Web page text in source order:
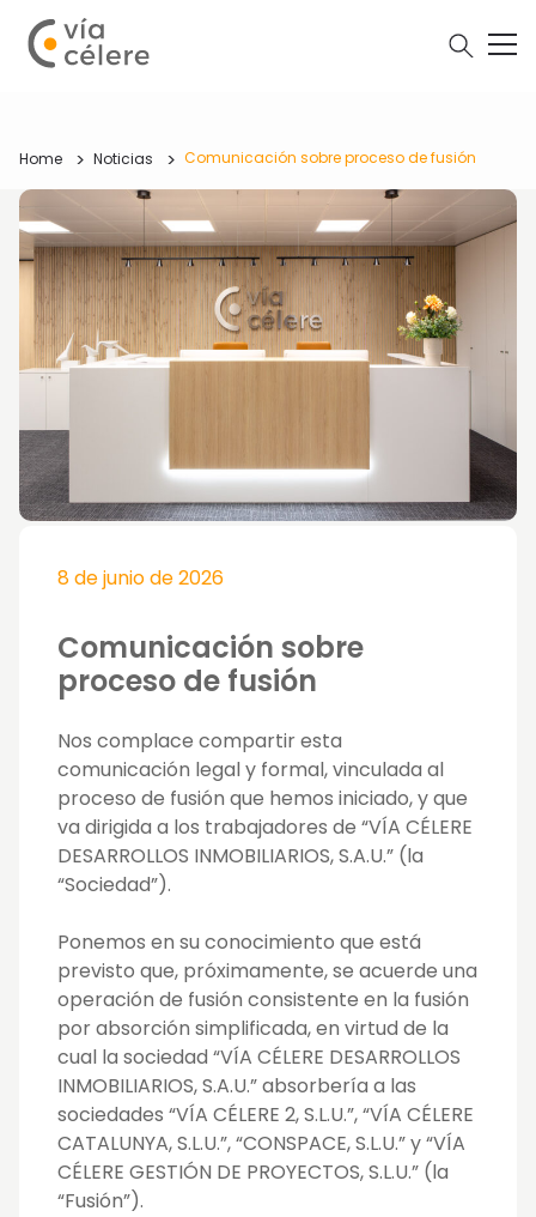
Home Noticias Comunicación sobre proceso de fusión
8 de junio de 2026
Comunicación sobre
proceso de fusión
Nos complace compartir esta
comunicación legal y formal, vinculada al
proceso de fusión que hemos iniciado, y que
va dirigida a los trabajadores de “VÍA CÉLERE
DESARROLLOS INMOBILIARIOS, S.A.U.” (la
“Sociedad”).
Ponemos en su conocimiento que está
previsto que, próximamente, se acuerde una
operación de fusión consistente en la fusión
por absorción simplificada, en virtud de la
cual la sociedad “VÍA CÉLERE DESARROLLOS
INMOBILIARIOS, S.A.U.” absorbería a las
sociedades “VÍA CÉLERE 2, S.L.U.”, “VÍA CÉLERE
CATALUNYA, S.L.U.”, “CONSPACE, S.L.U.” y “VÍA
CÉLERE GESTIÓN DE PROYECTOS, S.L.U.” (la
“Fusión”).